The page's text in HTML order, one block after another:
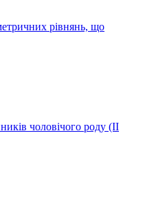
рівнянь, що
чоловічого роду (ІІ